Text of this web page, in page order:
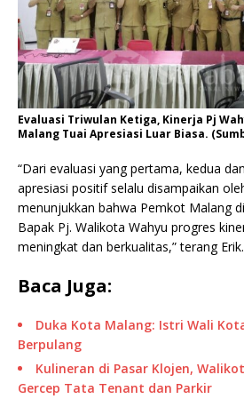
Evaluasi Triwulan Ketiga, Kinerja Pj
Malang Tuai Apresiasi Luar Biasa.
“Dari evaluasi yang pertama, kedua
apresiasi positif selalu disampaikan
menunjukkan bahwa Pemkot Malang
Bapak Pj. Walikota Wahyu progres
meningkat dan berkualitas,” terang
Baca Juga:
Duka Kota Malang: Istri Wali
Berpulang
Kulineran di Pasar Klojen,
Gercep Tata Tenant dan Parkir